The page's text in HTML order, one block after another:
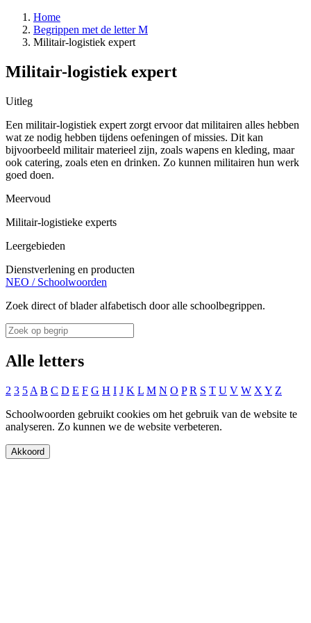
Home
Begrippen met de letter M
Militair-logistiek expert
Militair-logistiek expert
Uitleg
Een militair-logistiek expert zorgt ervoor dat militairen alles hebben
wat ze nodig hebben tijdens oefeningen of missies. Dit kan
bijvoorbeeld militair materieel zijn, zoals wapens en kleding, maar
ook catering, zoals eten en drinken. Zo kunnen militairen hun werk
goed doen.
Meervoud
Militair-logistieke experts
Leergebieden
Dienstverlening en producten
NEO / Schoolwoorden
Zoek direct of blader alfabetisch door alle schoolbegrippen.
Alle letters
2 3 5 A B C D E F G H I J K L M N O P R S T U V W X Y Z
Schoolwoorden gebruikt cookies om het gebruik van de website te
analyseren. Zo kunnen we de website verbeteren.
Akkoord